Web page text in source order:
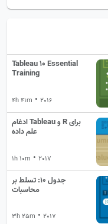
Tableau 10 Essential
Training
4h 41m •2016
ادغام Tableau و R برای
علم داده
1h 10m •2017
جدول 10: تسلط بر
محاسبات
3h 25m •2017